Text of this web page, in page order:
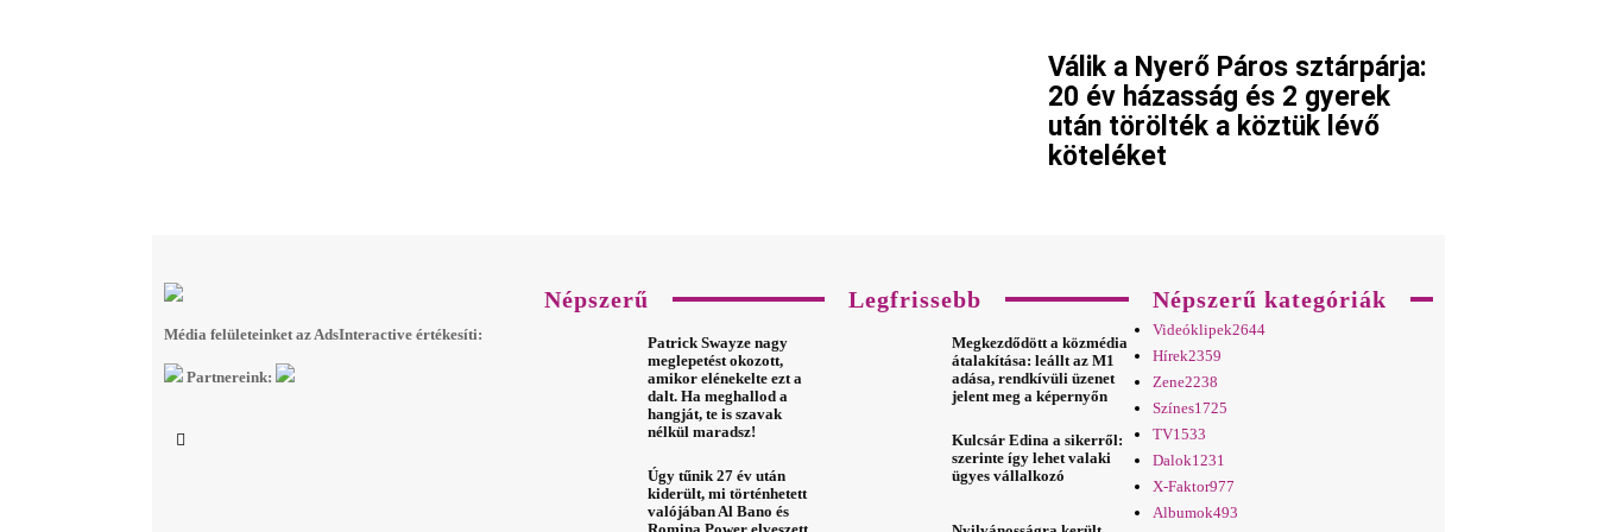
Válik a Nyerő Páros sztárpárja:
20 év házasság és 2 gyerek
után törölték a köztük lévő
köteléket
Média felületeinket az AdsInteractive értékesíti:
Partnereink:
Népszerű
Patrick Swayze nagy
meglepetést okozott,
amikor elénekelte ezt a
dalt. Ha meghallod a
hangját, te is szavak
nélkül maradsz!
Úgy tűnik 27 év után
kiderült, mi történhetett
valójában Al Bano és
Legfrissebb
Megkezdődött a közmédia
átalakítása: leállt az M1
adása, rendkívüli üzenet
jelent meg a képernyőn
Kulcsár Edina a sikerről:
szerinte így lehet valaki
ügyes vállalkozó
Népszerű kategóriák
Videóklipek2644
Hírek2359
Zene2238
Színes1725
TV1533
Dalok1231
X-Faktor977
Albumok493